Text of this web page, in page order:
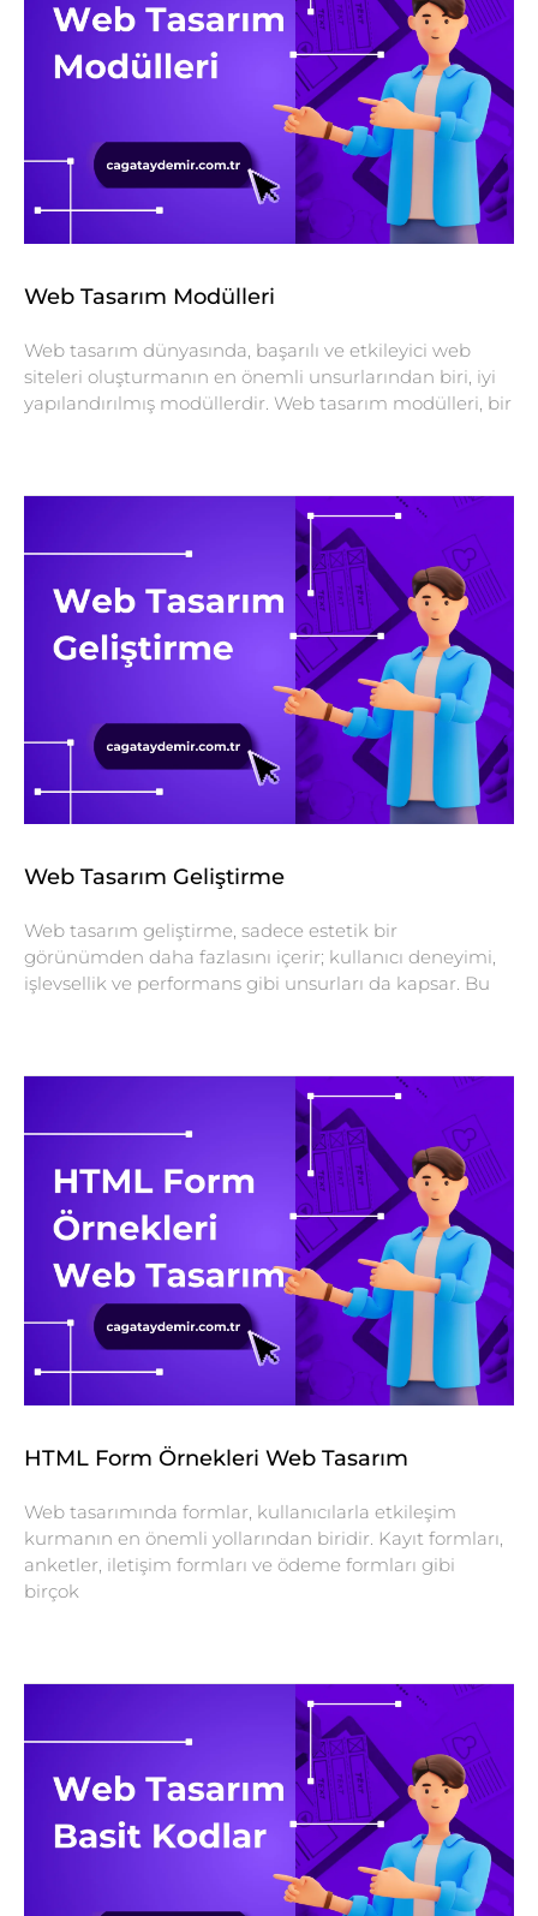
Web Tasarım Modülleri
Web tasarım dünyasında, başarılı ve etkileyici web
siteleri oluşturmanın en önemli unsurlarından biri, iyi
yapılandırılmış modüllerdir. Web tasarım modülleri, bir
Web Tasarım Geliştirme
Web tasarım geliştirme, sadece estetik bir
görünümden daha fazlasını içerir; kullanıcı deneyimi,
işlevsellik ve performans gibi unsurları da kapsar. Bu
HTML Form Örnekleri Web Tasarım
Web tasarımında formlar, kullanıcılarla etkileşim
kurmanın en önemli yollarından biridir. Kayıt formları,
anketler, iletişim formları ve ödeme formları gibi
birçok